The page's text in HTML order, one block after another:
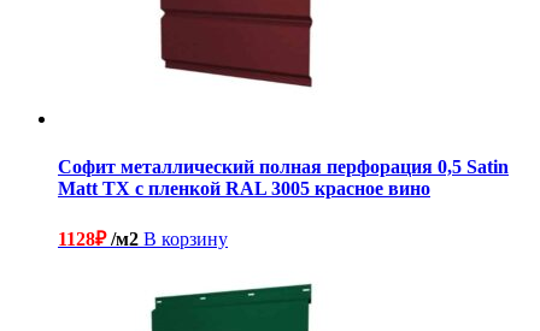
Софит металлический полная перфорация 0,5 Satin
Matt TX с пленкой RAL 3005 красное вино
1128₽/м2 В корзину